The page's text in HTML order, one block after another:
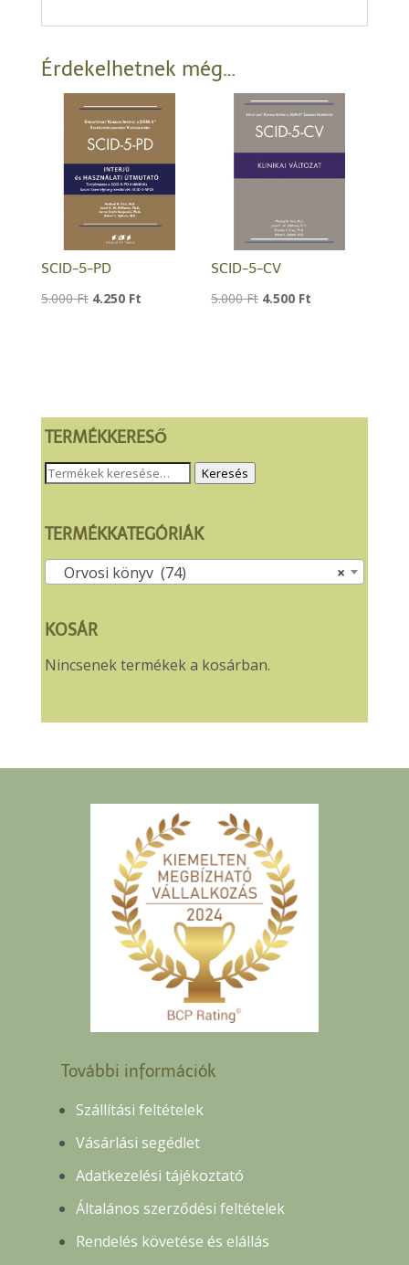
Érdekelhetnek még…
SCID-5-PD
5.000Ft Original
4.250 FtCurrent
SCID-5-CV
5.000Ft Original
4.500 Ft
TERMÉKKERESŐ
Keresés
következőre:
Keresés
TERMÉKKATEGÓRIÁK
×
Orvosi könyv (74)
KOSÁR
Nincsenek termékek a kosárban.
További információk
Szállítási feltételek
Vásárlási segédlet
Adatkezelési tájékoztató
Általános szerződési feltételek
Rendelés követése és elállás